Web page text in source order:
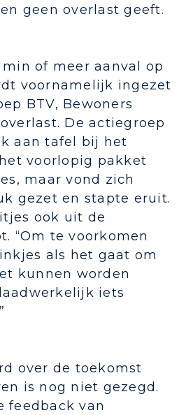
geen overlast geeft.
of meer aanval op
voornamelijk ingezet
BTV, Bewoners
De actiegroep
aan tafel bij het
voorlopig pakket
maar vond zich
gezet en stapte eruit.
ook uit de
“Om te voorkomen
als het gaat om
kunnen worden
iets
over de toekomst
is nog niet gezegd.
feedback van